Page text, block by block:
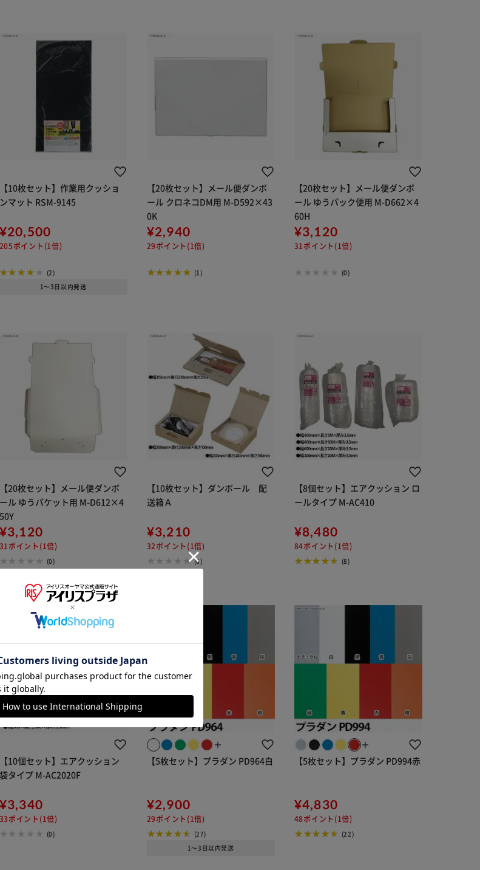
【10枚セット】作業用クッショ
ンマット RSM-9145
¥20,500
205ポイント(1倍)
(2)
1～3日以内発送
【20枚セット】メール便ダンボ
ール クロネコDM用 M-D592×43
0K
¥2,940
29ポイント(1倍)
(1)
【20枚セット】メール便ダンボ
ール ゆうパック便用 M-D662×4
60H
¥3,120
31ポイント(1倍)
(0)
【20枚セット】メール便ダンボ
ール ゆうパケット用 M-D612×4
50Y
¥3,120
31ポイント(1倍)
(0)
【10枚セット】ダンボール 配
送箱Ａ
¥3,210
32ポイント(1倍)
(0)
【8個セット】エアクッション ロ
ールタイプ M-AC410
¥8,480
84ポイント(1倍)
(8)
【10個セット】エアクッション
袋タイプ M-AC2020F
¥3,340
33ポイント(1倍)
(0)
＋
【5枚セット】プラダン PD964白
¥2,900
29ポイント(1倍)
(27)
1～3日以内発送
＋
【5枚セット】プラダン PD994赤
¥4,830
48ポイント(1倍)
(22)
ください